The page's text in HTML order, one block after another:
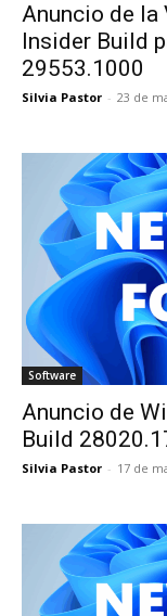
Anuncio de la
Insider Build
29553.1000
Silvia Pastor - 23 de
Software
Anuncio de
Build
Silvia Pastor - 17 de